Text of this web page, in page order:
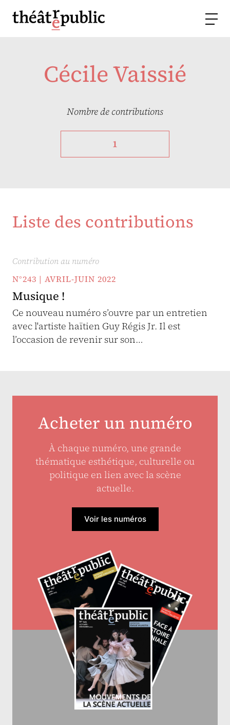
Cécile Vaissié
Nombre de contributions
1
Liste des contributions
Contribution au numéro
N°243 | AVRIL-JUIN 2022
Musique !
Ce nouveau numéro s’ouvre par un entretien
avec l'artiste haïtien Guy Régis Jr. Il est
l’occasion de revenir sur son…
Acheter un numéro
À chaque numéro, une grande
thématique esthétique, culturelle ou
politique en lien avec la scène
actuelle.
Voir les numéros